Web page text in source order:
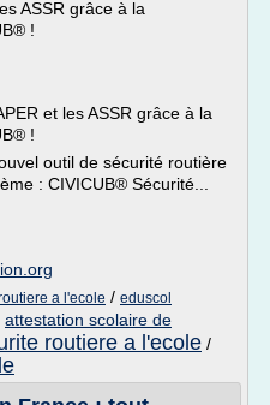
ASSR grâce à la
!
et les ASSR grâce à la
!
outil de sécurité routière
: CIVICUB® Sécurité...
a l'ecole / eduscol
attestation scolaire de
routiere a l'ecole /